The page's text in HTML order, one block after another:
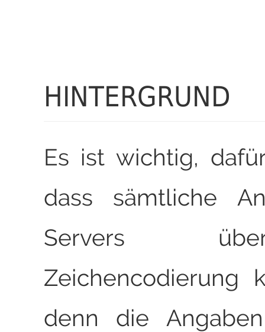
HINTERGRUND
Es ist wichtig,
dass sämtliche
Servers
Zeichencodierung
denn die